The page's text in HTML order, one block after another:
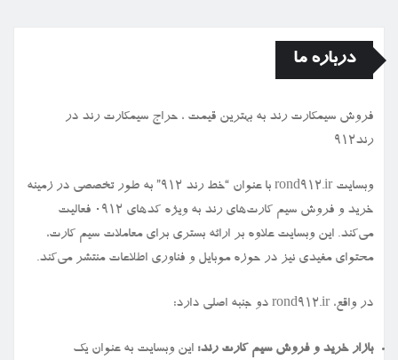
درباره ما
فروش سیمكارت رند به بهترین قیمت ، حراج سیمكارت رند در
رند912
وبسایت rond912.ir با عنوان “خط رند ۹۱۲” به طور تخصصی در زمینه
خرید و فروش سیم کارت‌های رند به ویژه کدهای ۰۹۱۲ فعالیت
می‌کند. این وبسایت علاوه بر ارائه بستری برای معاملات سیم کارت،
محتوای مفیدی نیز در حوزه موبایل و فناوری اطلاعات منتشر می‌کند.
در واقع، rond912.ir دو جنبه اصلی دارد:
بازار خرید و فروش سیم کارت رند: این وبسایت به عنوان یک